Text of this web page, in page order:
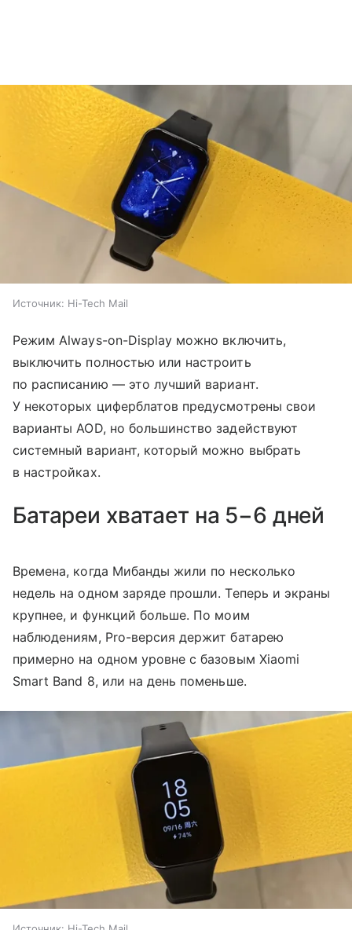
Источник: Hi-Tech Mail
Режим Always-on-Display можно включить,
выключить полностью или настроить
по расписанию — это лучший вариант.
У некоторых циферблатов предусмотрены свои
варианты AOD, но большинство задействуют
системный вариант, который можно выбрать
в настройках.
Батареи хватает на 5−6 дней
Времена, когда Мибанды жили по несколько
недель на одном заряде прошли. Теперь и экраны
крупнее, и функций больше. По моим
наблюдениям, Pro-версия держит батарею
примерно на одном уровне с базовым Xiaomi
Smart Band 8, или на день поменьше.